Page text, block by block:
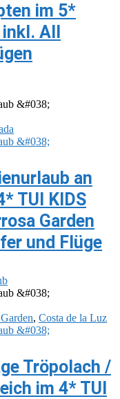
im 5*
All
an
TUI KIDS
Garden
und Flüge
, Costa de la Luz
Tröpolach /
im 4* TUI